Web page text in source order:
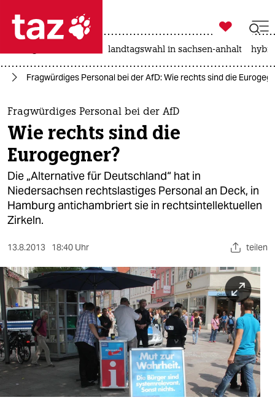
 taz zahl ich
taz zahl ich
themen
politik
öko
gesellschaft
kultur
sport
berlin
nord
wahrheit
verlag
verlag

taz zahl ich
landtagswahl in sachsen-anhalt
Fragwürdiges Personal bei der AfD: Wie rechts sind die
Fragwürdiges Personal bei der AfD
Wie rechts sind die
Eurogegner?
Die „Alternative für Deutschland“ hat in
Niedersachsen rechtslastiges Personal an Deck, in
Hamburg antichambriert sie in rechtsintellektuellen
Zirkeln.
13.8.2013 18:40 Uhr teilen